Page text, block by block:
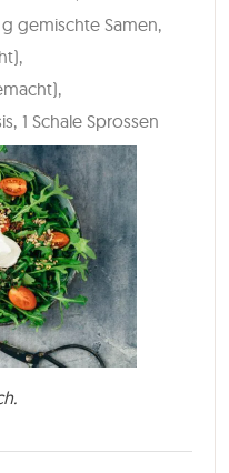
g gemischte Samen,
1 Schale Sprossen